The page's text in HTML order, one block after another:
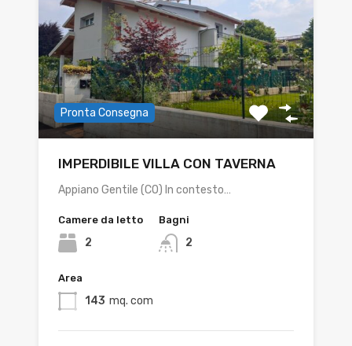
Pronta Consegna
IMPERDIBILE VILLA CON TAVERNA
Appiano Gentile (CO) In contesto…
Camere da letto
2
Bagni
2
Area
143 mq. com